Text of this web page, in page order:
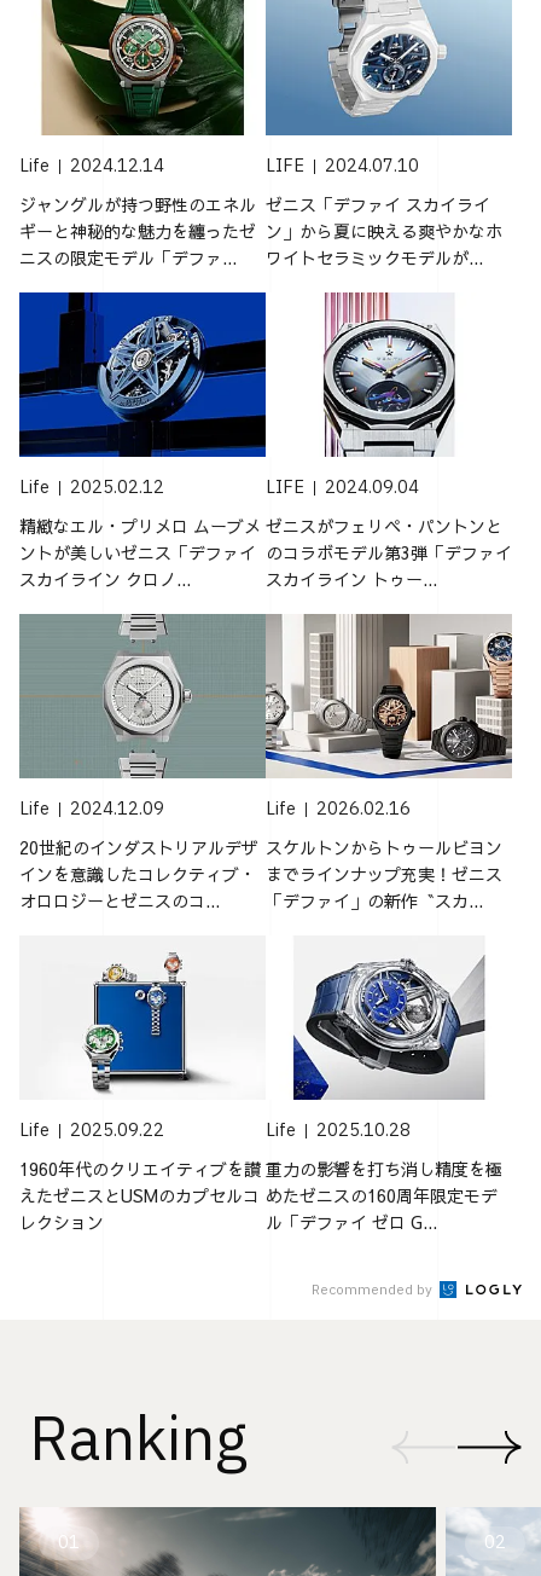
Life 2024.12.14
ジャングルが持つ野性のエネル
ギーと神秘的な魅力を纏ったゼ
ニスの限定モデル「デファ...
LIFE 2024.07.10
ゼニス「デファイ スカイライ
ン」から夏に映える爽やかなホ
ワイトセラミックモデルが...
Life 2025.02.12
精緻なエル・プリメロ ムーブメ
ントが美しいゼニス「デファイ
スカイライン クロノ...
LIFE 2024.09.04
ゼニスがフェリペ・パントンと
のコラボモデル第3弾「デファイ
スカイライン トゥー...
Life 2024.12.09
20世紀のインダストリアルデザ
インを意識したコレクティブ・
オロロジーとゼニスのコ...
Life 2026.02.16
スケルトンからトゥールビヨン
までラインナップ充実！ゼニス
「デファイ」の新作〝スカ...
Life 2025.09.22
1960年代のクリエイティブを讃
えたゼニスとUSMのカプセルコ
レクション
Life 2025.10.28
重力の影響を打ち消し精度を極
めたゼニスの160周年限定モデ
ル「デファイ ゼロ G...
Recommended by
Ranking
01 02